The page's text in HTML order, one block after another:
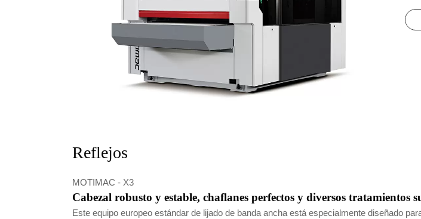
Reflejos
MOTIMAC - X3
Cabezal robusto y estable, chaflanes perfectos y diversos tratamientos
Este equipo europeo estándar de lijado de banda ancha está especialmente diseñado